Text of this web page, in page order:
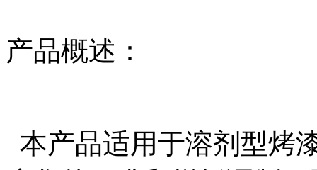
产品概述：
本产品适用于溶剂型烤